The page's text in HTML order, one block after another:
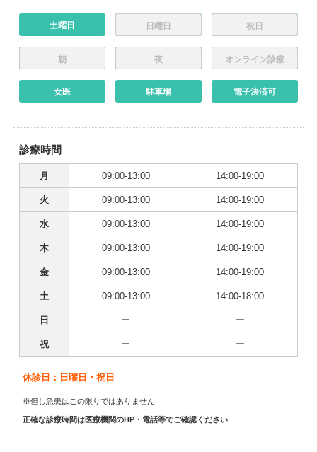
土曜日 日曜日 祝日
朝 夜 オンライン診療
女医 駐車場 電子決済可
診療時間
月 09:00-13:00 14:00-19:00
火 09:00-13:00 14:00-19:00
水 09:00-13:00 14:00-19:00
木 09:00-13:00 14:00-19:00
金 09:00-13:00 14:00-19:00
土 09:00-13:00 14:00-18:00
日 ー ー
祝 ー ー
休診日：日曜日・祝日
※但し急患はこの限りではありません
正確な診療時間は医療機関のHP・電話等でご確認ください